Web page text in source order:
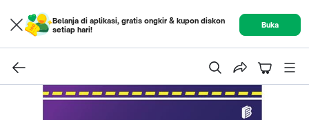
Belanja di aplikasi, gratis ongkir & kupon diskon
setiap hari!
Buka